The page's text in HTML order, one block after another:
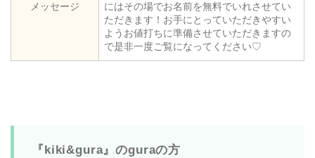
メッセージ
にはその場でお名前を無料でいれさせてい
ただきます！お手にとっていただきやすい
ようお値打ちに準備させていただきますの
で是非一度ご覧になってください♡
『kiki&gura』のguraの方